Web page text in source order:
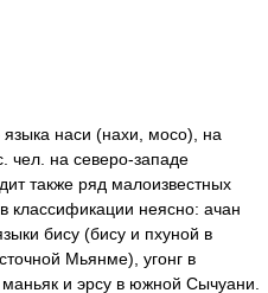
языка наси (нахи, мосо), на
чел. на северо-западе
также ряд малоизвестных
классификации неясно: ачан
бису (бису и пхуной в
Мьянме), угонг в
и эрсу в южной Сычуани.